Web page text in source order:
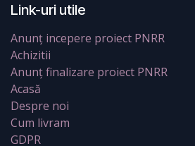
Link-uri utile
Anunț incepere proiect PNRR
Achizitii
Anunț finalizare proiect PNRR
Acasă
Despre noi
Cum livram
GDPR